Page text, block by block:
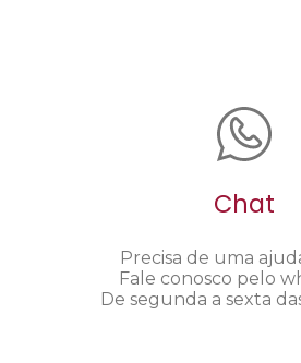
Chat
Precisa de uma
Fale conosco pelo
De segunda a sexta